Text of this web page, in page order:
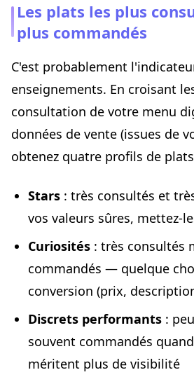
Les plats les plus
plus commandés
C'est probablement
enseignements. En croisant
consultation de votre menu
données de vente (issues de
obtenez quatre profils de
Stars : très consultés et
vos valeurs sûres, mettez-
Curiosités : très consultés
commandés — quelque
conversion (prix,
Discrets performants :
souvent commandés
méritent plus de visibilité